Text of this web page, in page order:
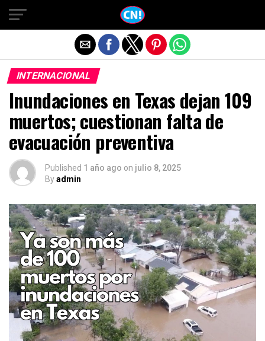
INTERNACIONAL
Inundaciones en Texas dejan 109
muertos; cuestionan falta de
evacuación preventiva
Published 1 año ago on julio 8, 2025
Byadmin
Salir de la versión móvil